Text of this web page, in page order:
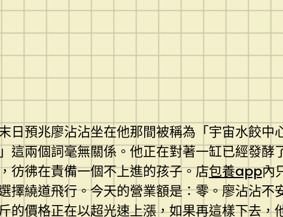
日預兆廖沾沾坐在他那間被稱為「宇宙水餃中
這兩個詞毫無關係。他正在對著一缸已經發酵
彷彿在責備一個不上進的孩子。店包養app內
擇繞道飛行。今天的營業額是：零。廖沾沾不
價格正在以超光速上漲，如果再這樣下去，